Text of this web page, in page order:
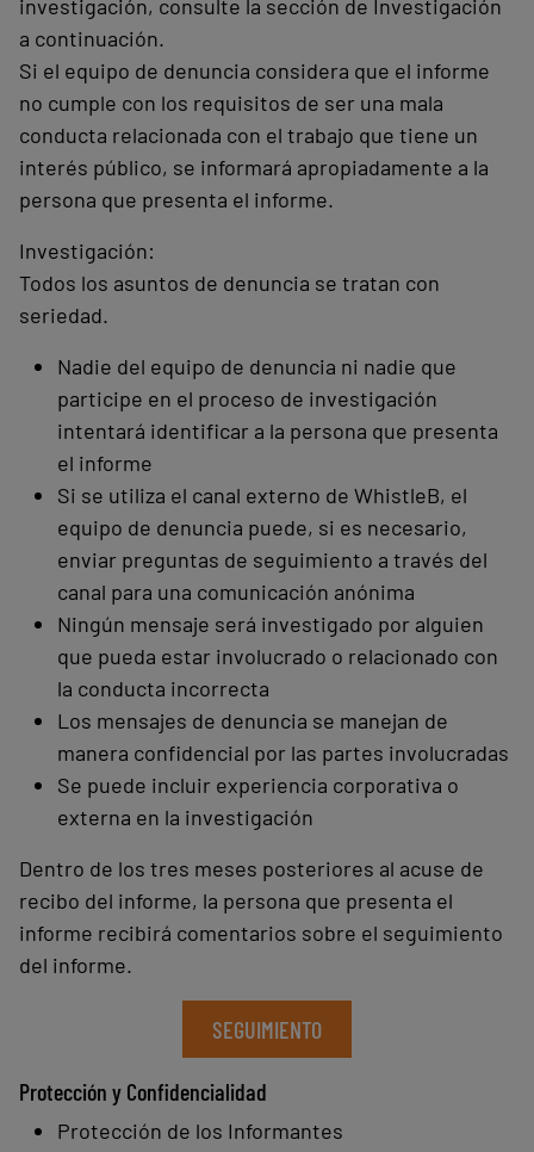
investigación, consulte la sección de Investigación
a continuación.
Si el equipo de denuncia considera que el informe
no cumple con los requisitos de ser una mala
conducta relacionada con el trabajo que tiene un
interés público, se informará apropiadamente a la
persona que presenta el informe.
Investigación:
Todos los asuntos de denuncia se tratan con
seriedad.
Nadie del equipo de denuncia ni nadie que
participe en el proceso de investigación
intentará identificar a la persona que presenta
el informe
Si se utiliza el canal externo de WhistleB, el
equipo de denuncia puede, si es necesario,
enviar preguntas de seguimiento a través del
canal para una comunicación anónima
Ningún mensaje será investigado por alguien
que pueda estar involucrado o relacionado con
la conducta incorrecta
Los mensajes de denuncia se manejan de
manera confidencial por las partes involucradas
Se puede incluir experiencia corporativa o
externa en la investigación
Dentro de los tres meses posteriores al acuse de
recibo del informe, la persona que presenta el
informe recibirá comentarios sobre el seguimiento
del informe.
SEGUIMIENTO
Protección y Confidencialidad
Protección de los Informantes